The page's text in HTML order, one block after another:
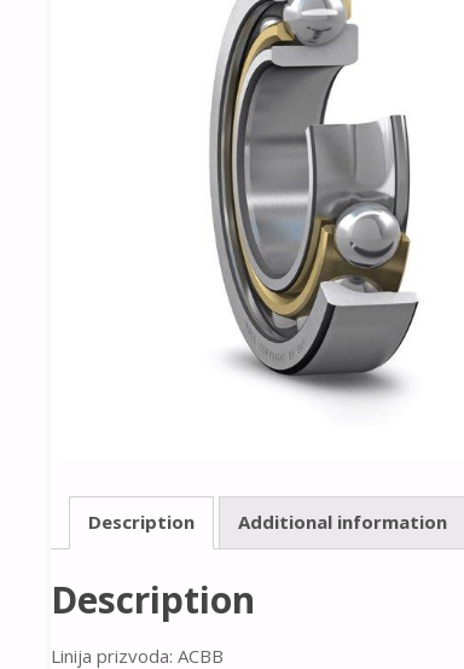
Description Additional information
Description
Linija prizvoda: ACBB